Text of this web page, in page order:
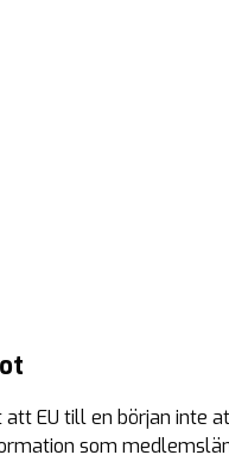
EU till en början inte
som